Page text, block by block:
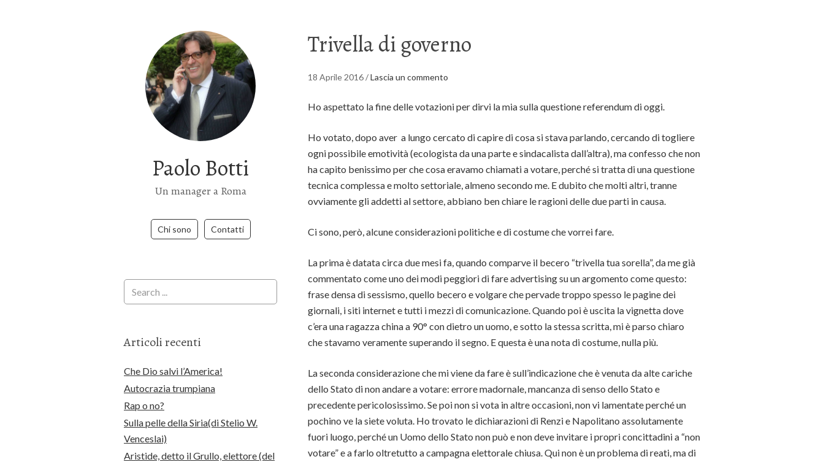
Paolo Botti
Un manager a Roma
Chi sono Contatti
Trivella di governo
18 Aprile 2016/Lascia un commento
Ho aspettato la fine delle votazioni per dirvi la mia sulla questione referendum di oggi.
Ho votato, dopo aver a lungo cercato di capire di cosa si stava parlando, cercando di togliere
ogni possibile emotività (ecologista da una parte e sindacalista dall’altra), ma confesso che non
ha capito benissimo per che cosa eravamo chiamati a votare, perché si tratta di una questione
tecnica complessa e molto settoriale, almeno secondo me. E dubito che molti altri, tranne
ovviamente gli addetti al settore, abbiano ben chiare le ragioni delle due parti in causa.
Ci sono, però, alcune considerazioni politiche e di costume che vorrei fare.
La prima è datata circa due mesi fa, quando comparve il becero “trivella tua sorella”, da me già
commentato come uno dei modi peggiori di fare advertising su un argomento come questo:
frase densa di sessismo, quello becero e volgare che pervade troppo spesso le pagine dei
giornali, i siti internet e tutti i mezzi di comunicazione. Quando poi è uscita la vignetta dove
c’era una ragazza china a 90° con dietro un uomo, e sotto la stessa scritta, mi è parso chiaro
che stavamo veramente superando il segno. E questa è una nota di costume, nulla più.
La seconda considerazione che mi viene da fare è sull’indicazione che è venuta da alte cariche
dello Stato di non andare a votare: errore madornale, mancanza di senso dello Stato e
precedente pericolosissimo. Se poi non si vota in altre occasioni, non vi lamentate perché un
pochino ve la siete voluta. Ho trovato le dichiarazioni di Renzi e Napolitano assolutamente
fuori luogo, perché un Uomo dello Stato non può e non deve invitare i propri concittadini a “non
votare” e a farlo oltretutto a campagna elettorale chiusa. Qui non è un problema di reati, ma di
Articoli recenti
Che Dio salvi l’America!
Autocrazia trumpiana
Rap o no?
Sulla pelle della Siria(di Stelio W.
Venceslai)
Aristide, detto il Grullo, elettore (del